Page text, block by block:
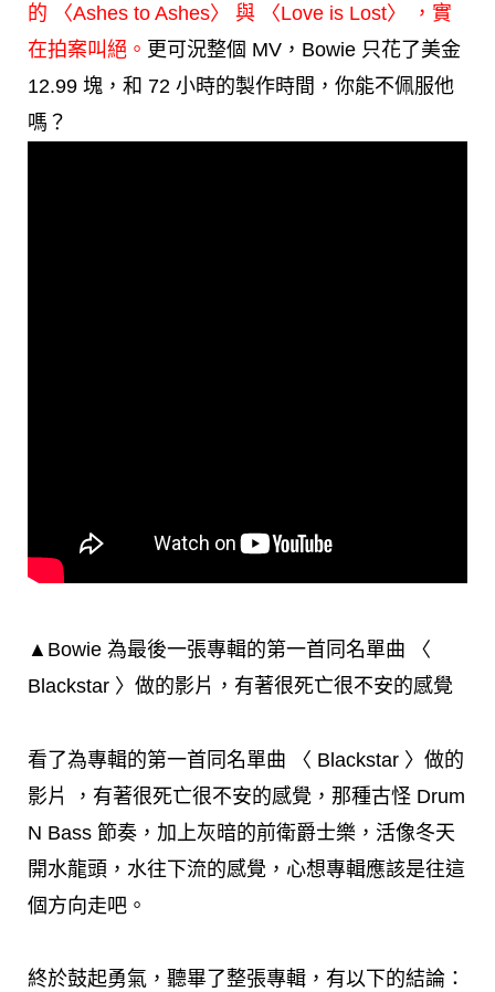
的 〈Ashes to Ashes〉 與 〈Love is Lost〉 ，實
在拍案叫絕。 更可況整個 MV，Bowie 只花了美金
12.99 塊，和 72 小時的製作時間，你能不佩服他
嗎？
▲Bowie 為最後一張專輯的第一首同名單曲 〈
Blackstar 〉做的影片，有著很死亡很不安的感覺
看了為專輯的第一首同名單曲 〈 Blackstar 〉做的
影片 ，有著很死亡很不安的感覺，那種古怪 Drum
N Bass 節奏，加上灰暗的前衛爵士樂，活像冬天
開水龍頭，水往下流的感覺，心想專輯應該是往這
個方向走吧。
終於鼓起勇氣，聽畢了整張專輯，有以下的結論：